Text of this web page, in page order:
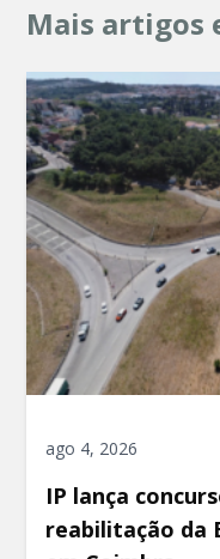
Mais artigos
ago 4, 2026
IP lança
reabilitação da